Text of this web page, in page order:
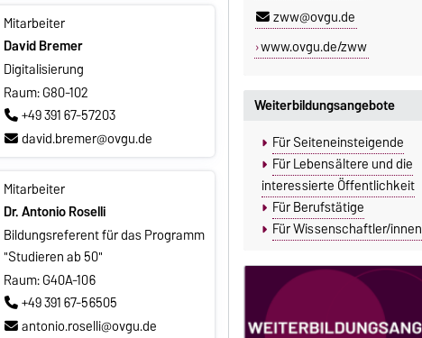
Mitarbeiter
David Bremer
Digitalisierung
Raum: G80-102
+49 391 67-57203
david.bremer@ovgu.de
Mitarbeiter
Dr. Antonio Roselli
Bildungsreferent für das Programm
"Studieren ab 50"
Raum: G40A-106
+49 391 67-56505
antonio.roselli@ovgu.de
zww@ovgu.de
www.ovgu.de/zww
Weiterbildungsangebote
Für Seiteneinsteigende
Für Lebensältere und die
interessierte Öffentlichkeit
Für Berufstätige
Für Wissenschaftler/innen